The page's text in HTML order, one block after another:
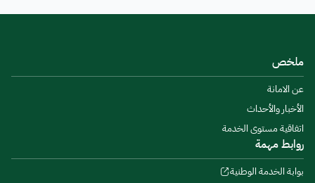
ملخص
عن الامانة
الأخبار والأحداث
اتفاقية مستوى الخدمة
روابط مهمة
بوابة الخدمة الوطنية